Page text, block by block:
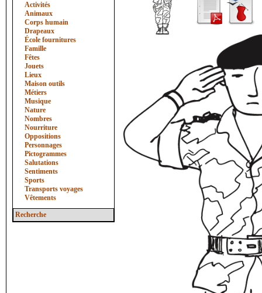
Activités
Animaux
Corps humain
Drapeaux
École fournitures
Famille
Fêtes
Jouets
Lieux
Maison outils
Métiers
Musique
Nature
Nombres
Nourriture
Oppositions
Personnages
Pictogrammes
Salutations
Sentiments
Sports
Transports voyages
Vêtements
Recherche